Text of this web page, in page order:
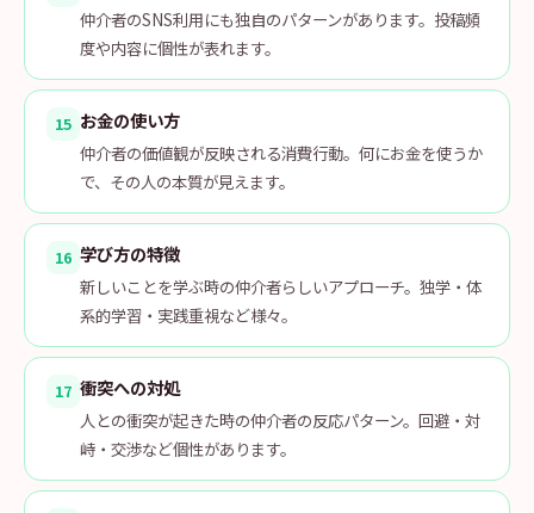
仲介者のSNS利用にも独自のパターンがあります。投稿頻
度や内容に個性が表れます。
15 お金の使い方
仲介者の価値観が反映される消費行動。何にお金を使うか
で、その人の本質が見えます。
16 学び方の特徴
新しいことを学ぶ時の仲介者らしいアプローチ。独学・体
系的学習・実践重視など様々。
17 衝突への対処
人との衝突が起きた時の仲介者の反応パターン。回避・対
峙・交渉など個性があります。